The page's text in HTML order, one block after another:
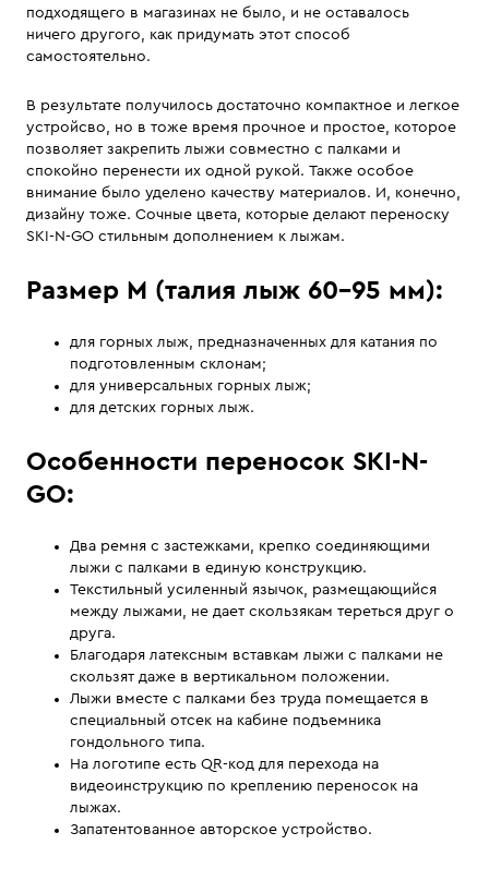
подходящего в магазинах не было, и не оставалось
ничего другого, как придумать этот способ
самостоятельно.
В результате получилось достаточно компактное и легкое
устройсво, но в тоже время прочное и простое, которое
позволяет закрепить лыжи совместно с палками и
спокойно перенести их одной рукой. Также особое
внимание было уделено качеству материалов. И, конечно,
дизайну тоже. Сочные цвета, которые делают переноску
SKI-N-GO стильным дополнением к лыжам.
Размер M (талия лыж 60-95 мм):
для горных лыж, предназначенных для катания по
подготовленным склонам;
для универсальных горных лыж;
для детских горных лыж.
Особенности переносок SKI-N-
GO:
Два ремня с застежками, крепко соединяющими
лыжи с палками в единую конструкцию.
Текстильный усиленный язычок, размещающийся
между лыжами, не дает скользякам тереться друг о
друга.
Благодаря латексным вставкам лыжи с палками не
скользят даже в вертикальном положении.
Лыжи вместе с палками без труда помещается в
специальный отсек на кабине подъемника
гондольного типа.
На логотипе есть QR-код для перехода на
видеоинструкцию по креплению переносок на
лыжах.
Запатентованное авторское устройство.